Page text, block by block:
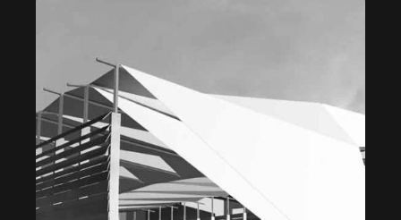
THÉÂTRE D’EAU